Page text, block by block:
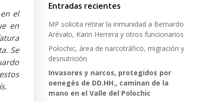
el
en
Se
Entradas recientes
MP solicita retirar la inmunidad a Bernardo
Arévalo, Karin Herrera y otros funcionarios
Polochic, área de narcotráfico, migración y
desnutrición
Invasores y narcos, protegidos por
oenegés de DD.HH., caminan de la
mano en el Valle del Polochic